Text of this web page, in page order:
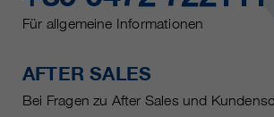
Für allgemeine Informationen
AFTER SALES
Bei Fragen zu After Sales und